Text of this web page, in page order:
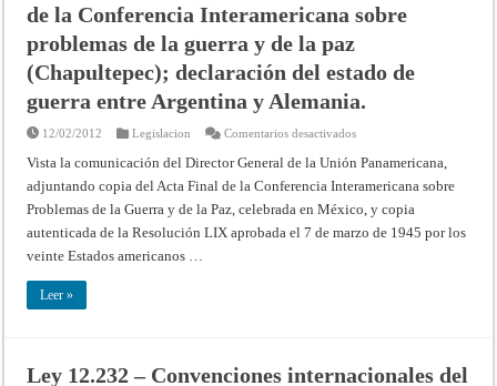
de la Conferencia Interamericana sobre
problemas de la guerra y de la paz
(Chapultepec); declaración del estado de
guerra entre Argentina y Alemania.
12/02/2012 Legislacion Comentarios desactivadosen
6945/1945
•
Adhesión
Acta
final
de
de
Vista la comunicación del Director General de la Unión Panamericana,
adjuntando copia del Acta Final de la Conferencia Interamericana sobre
Problemas de la Guerra y de la Paz, celebrada en México, y copia
autenticada de la Resolución LIX aprobada el 7 de marzo de 1945 por los
veinte Estados americanos …
Leer »
Ley 12.232 – Convenciones internacionales del